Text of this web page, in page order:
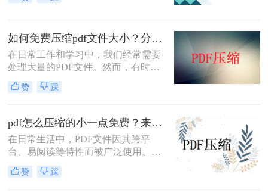
绍三种简单实用的PDF压缩技巧，助
你轻松优化PDF文件，提升文档传输
效率。
如何免费压缩pdf文件大小？分享二个实用压缩方法！
在日常工作和学习中，我们经常需要
处理大量的PDF文件。然而，有时候
PDF文件过大，不仅占用存储空间，
还会影响上传和分享的速度。为了解
文将介绍两种免费压缩PDF文件大小
的方法。
赞 踩
pdf怎么压缩的小一点免费？来试试这二种压缩方法！
在日常生活中，PDF文件因其跨平
台、易阅读等特性而被广泛使用。然
而，当PDF文件体积过大时，会给存
储和传输带来诸多不便。那么pdf怎么
赞 踩